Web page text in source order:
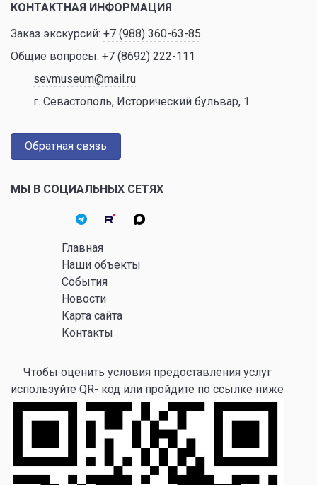
КОНТАКТНАЯ ИНФОРМАЦИЯ
Заказ экскурсий: +7 (988) 360-63-85
Общие вопросы: +7 (8692) 222-111
sevmuseum@mail.ru
г. Севастополь, Исторический бульвар, 1
Обратная связь
МЫ В СОЦИАЛЬНЫХ СЕТЯХ
Главная
Наши объекты
События
Новости
Карта сайта
Контакты
Чтобы оценить условия предоставления услуг
используйте QR- код или пройдите по ссылке ниже